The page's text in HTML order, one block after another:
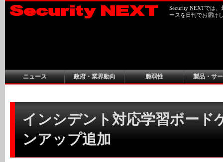
Security NEXTでは
ースを日刊でお届け
ニュース 政府・業界動向 脆弱性 製品・サ
インシデント対応学習ボード
ンアップ追加